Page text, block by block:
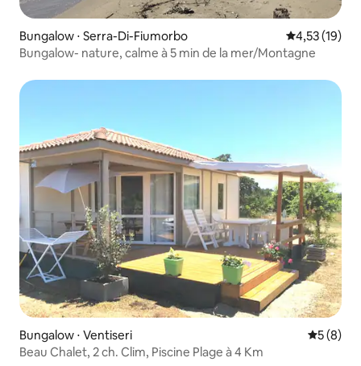
Bungalow ⋅ Serra-Di-Fiumorbo Évaluation
4,53 (19)
Bungalow- nature, calme à 5 min de la mer/Montagne
Bungalow ⋅ Ventiseri
5 (8)
Beau Chalet, 2 ch. Clim, Piscine Plage à 4 Km